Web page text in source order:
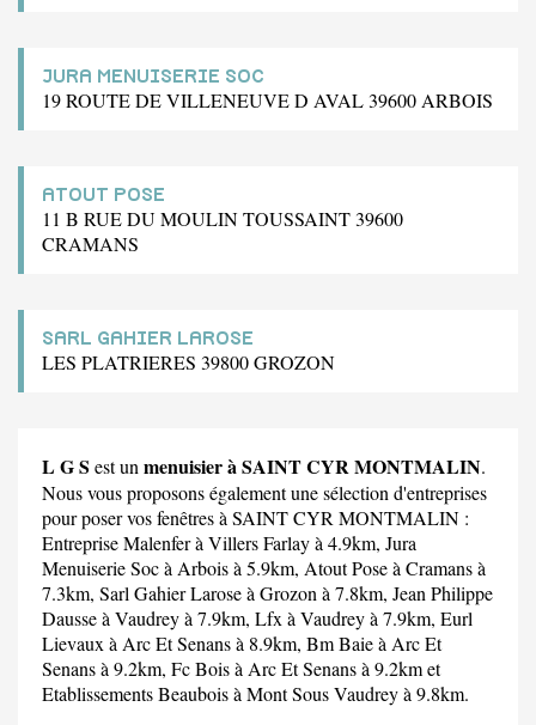
JURA MENUISERIE SOC
19 ROUTE DE VILLENEUVE D AVAL 39600 ARBOIS
ATOUT POSE
11 B RUE DU MOULIN TOUSSAINT 39600
CRAMANS
SARL GAHIER LAROSE
LES PLATRIERES 39800 GROZON
L G S est un menuisier à SAINT CYR MONTMALIN.
Nous vous proposons également une sélection d'entreprises
pour poser vos fenêtres à SAINT CYR MONTMALIN :
Entreprise Malenferà Villers Farlay à 4.9km, Jura
Menuiserie Socà Arbois à 5.9km, Atout Poseà Cramans à
7.3km, Sarl Gahier Laroseà Grozon à 7.8km, Jean Philippe
Dausseà Vaudrey à 7.9km, Lfx à Vaudrey à 7.9km, Eurl
Lievaux à Arc Et Senans à 8.9km, Bm Baieà Arc Et
Senans à 9.2km, Fc Boisà Arc Et Senans à 9.2km et
Etablissements Beauboisà Mont Sous Vaudrey à 9.8km.